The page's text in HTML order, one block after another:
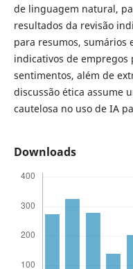
de linguagem natural,
resultados da revisão
para resumos, sumários
indicativos de empregos
sentimentos, além de
discussão ética assume
cautelosa no uso de IA
Downloads